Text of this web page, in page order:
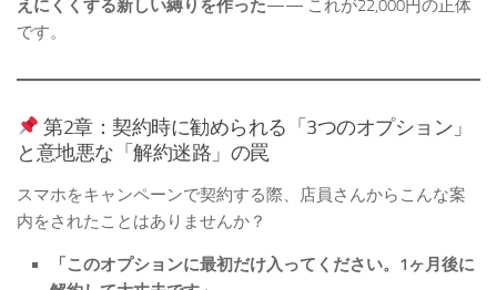
えにくくする新しい縛りを作った—— これが22,000円の正体
です。
第2章：契約時に勧められる「3つのオプション」
と意地悪な「解約迷路」の罠
スマホをキャンペーンで契約する際、店員さんからこんな案
内をされたことはありませんか？
「このオプションに最初だけ入ってください。1ヶ月後に